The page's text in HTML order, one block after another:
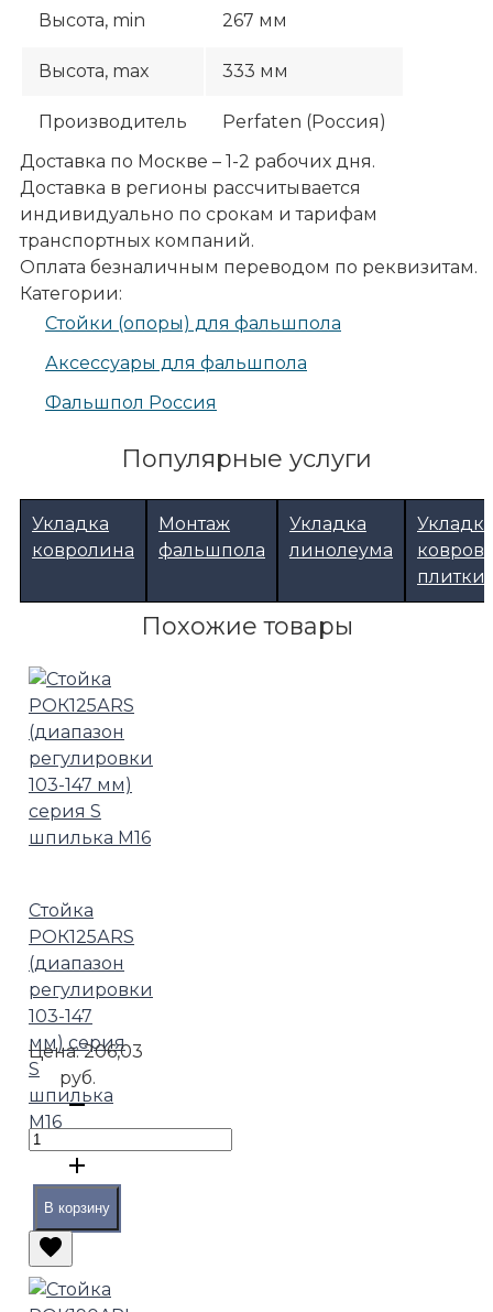
Высота, min 267 мм
Высота, max 333 мм
Производитель
Perfaten (Россия)
Доставка по Москве – 1-2 рабочих дня.
Доставка в регионы рассчитывается
индивидуально по срокам и тарифам
транспортных компаний.
Оплата безналичным переводом по реквизитам.
Категории:
Стойки (опоры) для фальшпола
Аксессуары для фальшпола
Фальшпол Россия
Популярные услуги
Укладка
ковролина
Монтаж
фальшпола
Укладка
линолеума
Укладка
плитки
Похожие товары
Стойка
РОК125АRS
(диапазон
регулировки
103-147
мм) серия
S
шпилька
М16
Цена:206,03
руб.
В корзину